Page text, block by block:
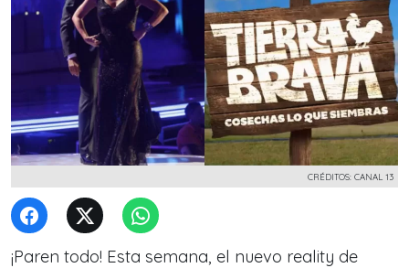
CRÉDITOS: CANAL 13
¡Paren todo! Esta semana, el nuevo reality de